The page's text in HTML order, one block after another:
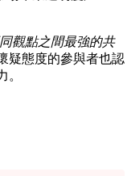
觀點之間最強的共
疑態度的參與者也認
。